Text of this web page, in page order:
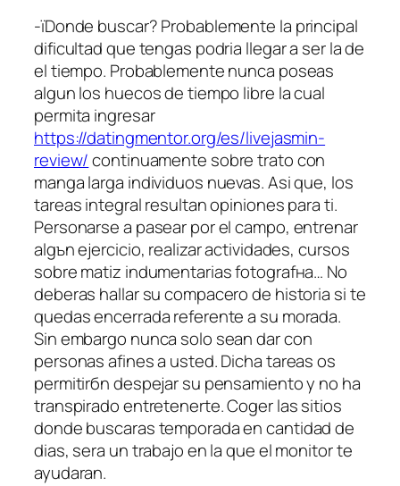
-їDonde buscar? Probablemente la principal
dificultad que tengas podri­a llegar a ser la de
el tiempo. Probablemente nunca poseas
algun los huecos de tiempo libre la cual
permita ingresar
https://datingmentor.org/es/livejasmin-
review/continuamente sobre trato con
manga larga individuos nuevas. Asi que, los
tareas integral resultan opiniones para ti.
Personarse a pasear por el campo, entrenar
algъn ejercicio, realizar actividades, cursos
sobre matiz indumentarias fotografнa… No
deberas hallar su compaсero de historia si te
quedas encerrada referente a su morada.
Sin embargo nunca solo sean dar con
personas afines a usted. Dicha tareas os
permitirбn despejar su pensamiento y no ha
transpirado entretenerte. Coger las sitios
donde buscaras temporada en cantidad de
dias, sera un trabajo en la que el monitor te
ayudaran.